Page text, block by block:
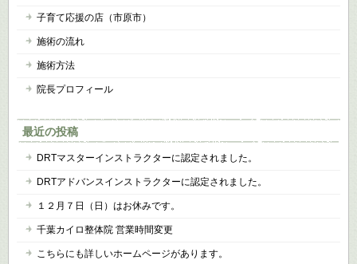
子育て応援の店（市原市）
施術の流れ
施術方法
院長プロフィール
最近の投稿
DRTマスターインストラクターに認定されました。
DRTアドバンスインストラクターに認定されました。
１２月７日（日）はお休みです。
千葉カイロ整体院 営業時間変更
こちらにも詳しいホームページがあります。